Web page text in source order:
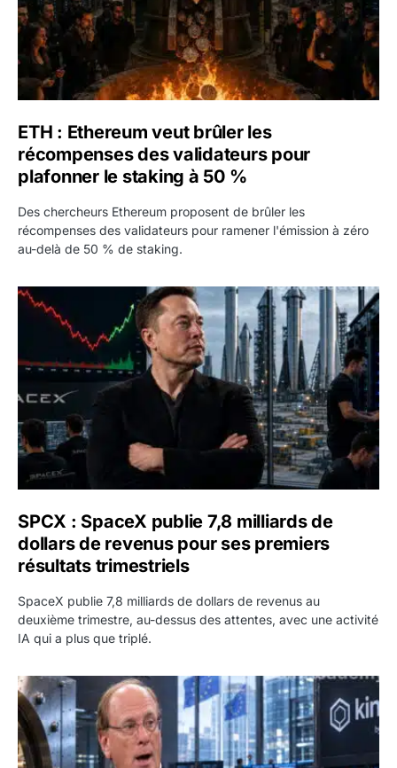
ETH : Ethereum veut brûler les
récompenses des validateurs pour
plafonner le staking à 50 %
Des chercheurs Ethereum proposent de brûler les
récompenses des validateurs pour ramener l'émission à zéro
au-delà de 50 % de staking.
SPCX : SpaceX publie 7,8 milliards de dollars de
SPCX : SpaceX publie 7,8 milliards de
dollars de revenus pour ses premiers
résultats trimestriels
SpaceX publie 7,8 milliards de dollars de revenus au
deuxième trimestre, au-dessus des attentes, avec une activité
IA qui a plus que triplé.
BlackRock tokenise 311 milliards de dollars de fonds